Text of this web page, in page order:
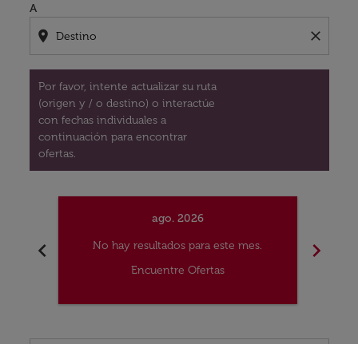
A
location_on close
Por favor, intente actualizar su ruta
(origen y / o destino) o interactúe
con fechas individuales a
continuación para encontrar
ofertas.
chevron_left
ago. 2026
No hay resultados para este mes.
Encuentre Ofertas
chevron_right